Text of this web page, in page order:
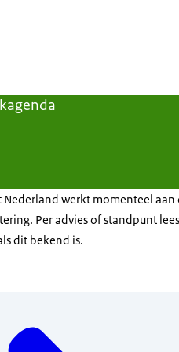
werkt momenteel
Per advies of standpunt
dit bekend is.